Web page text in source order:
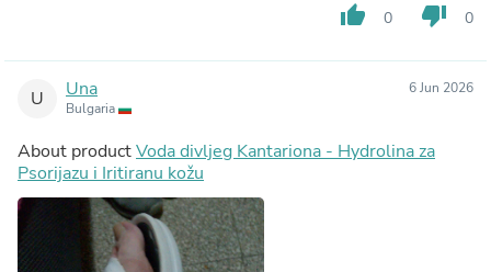
thumb_up 0 thumb_down 0
U Una
Bulgaria
6 Jun 2026
About productVoda divljeg Kantariona - Hydrolina za
Psorijazu i Iritiranu kožu